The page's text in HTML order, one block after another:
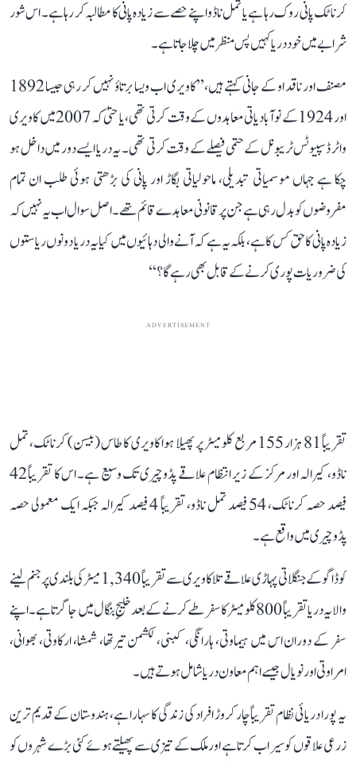
کرناٹک پانی روک رہا ہے یا تمل ناڈو اپنے حصے سے زیادہ پانی کا مطالبہ کر رہا ہے۔ اس شور
شرابے میں خود دریا کہیں پس منظر میں چلا جاتا ہے۔
مصنف اور ناقد او کے جانی کہتے ہیں، ’’کاویری اب ویسا برتاؤ نہیں کر رہی جیسا 1892
اور 1924 کے نوآبادیاتی معاہدوں کے وقت کرتی تھی، یا حتیٰ کہ 2007 میں کاویری
واٹر ڈسپیوٹس ٹریبونل کے حتمی فیصلے کے وقت کرتی تھی۔ یہ دریا ایسے دور میں داخل ہو
چکا ہے جہاں موسمیاتی تبدیلی، ماحولیاتی بگاڑ اور پانی کی بڑھتی ہوئی طلب ان تمام
مفروضوں کو بدل رہی ہے جن پر قانونی معاہدے قائم تھے۔ اصل سوال اب یہ نہیں کہ
زیادہ پانی کا حق کس کا ہے، بلکہ یہ ہے کہ آنے والی دہائیوں میں کیا یہ دریا دونوں ریاستوں
کی ضروریات پوری کرنے کے قابل بھی رہے گا؟‘‘
ADVERTISEMENT
تقریباً 81 ہزار 155 مربع کلومیٹر پر پھیلا ہوا کاویری کا طاس (بیسن) کرناٹک، تمل
ناڈو، کیرالہ اور مرکز کے زیر انتظام علاقے پڈوچیری تک وسیع ہے۔ اس کا تقریباً 42
فیصد حصہ کرناٹک، 54 فیصد تمل ناڈو، تقریباً 4 فیصد کیرالہ جبکہ ایک معمولی حصہ
پڈوچیری میں واقع ہے۔
کوڈاگو کے جنگلاتی پہاڑی علاقے تلاکاویری سے تقریباً 1,340 میٹر کی بلندی پر جنم لینے
والا یہ دریا تقریباً 800 کلومیٹر کا سفر طے کرنے کے بعد خلیجِ بنگال میں جا گرتا ہے۔ اپنے
سفر کے دوران اس میں ہیماوتی، ہارانگی، کبنی، لکشمن تیرتھا، شمشا، ارکاوتی، بھوانی،
امراوتی اور نویال جیسے اہم معاون دریا شامل ہوتے ہیں۔
یہ پورا دریائی نظام تقریباً چار کروڑ افراد کی زندگی کا سہارا ہے، ہندوستان کے قدیم ترین
زرعی علاقوں کو سیراب کرتا ہے اور ملک کے تیزی سے پھیلتے ہوئے کئی بڑے شہروں کو